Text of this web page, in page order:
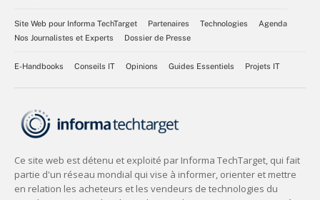
Site Web pour Informa TechTarget Partenaires Technologies
Agenda
Nos Journalistes et Experts
Dossier de Presse
E-Handbooks Conseils IT Opinions Guides Essentiels Projets IT